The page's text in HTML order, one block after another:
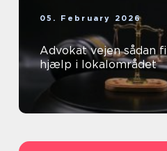
05. February 2026
Advokat vejen sådan finder du den rette
hjælp i lokalområdet